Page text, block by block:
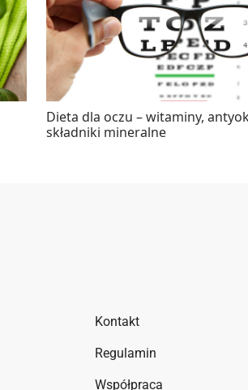
Dieta dla oczu – witaminy,
składniki mineralne
Kontakt
Regulamin
Współpraca